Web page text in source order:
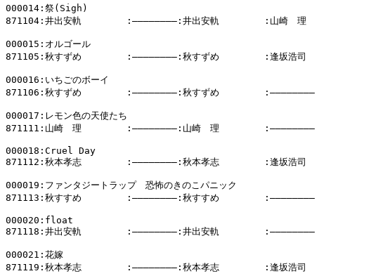
000014:祭(Sigh)
871104:井出安軌        :――――――――:井出安軌        :山崎　理
000015:オルゴール
871105:秋すずめ        :――――――――:秋すずめ        :逢坂浩司
000016:いちごのボーイ
871106:秋すずめ        :――――――――:秋すずめ        :――――――――
000017:レモン色の天使たち
871111:山崎　理        :――――――――:山崎　理        :――――――――
000018:Cruel Day
871112:秋本孝志        :――――――――:秋本孝志        :逢坂浩司
000019:ファンタジートラップ　恐怖のきのこパニック
871113:秋すすめ        :――――――――:秋すすめ        :――――――――
000020:float
871118:井出安軌        :――――――――:井出安軌        :――――――――
000021:花嫁
871119:秋本孝志        :――――――――:秋本孝志        :逢坂浩司